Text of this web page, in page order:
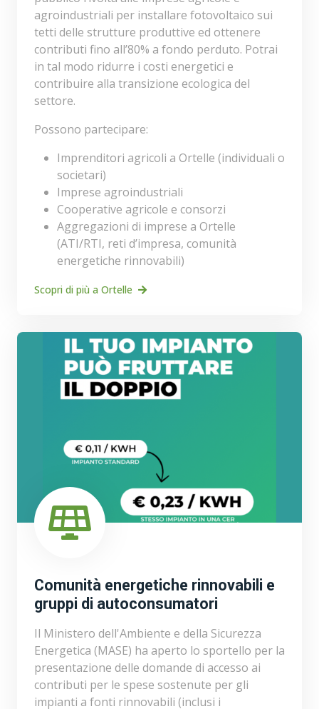
agroindustriali per installare fotovoltaico sui
tetti delle strutture produttive ed ottenere
contributi fino all’80% a fondo perduto. Potrai
in tal modo ridurre i costi energetici e
contribuire alla transizione ecologica del
settore.
Possono partecipare:
Imprenditori agricoli a Ortelle (individuali o
societari)
Imprese agroindustriali
Cooperative agricole e consorzi
Aggregazioni di imprese a Ortelle
(ATI/RTI, reti d’impresa, comunità
energetiche rinnovabili)
Scopri di più a Ortelle
Comunità energetiche rinnovabili e
gruppi di autoconsumatori
Il Ministero dell'Ambiente e della Sicurezza
Energetica (MASE) ha aperto lo sportello per la
presentazione delle domande di accesso ai
contributi per le spese sostenute per gli
impianti a fonti rinnovabili (inclusi i